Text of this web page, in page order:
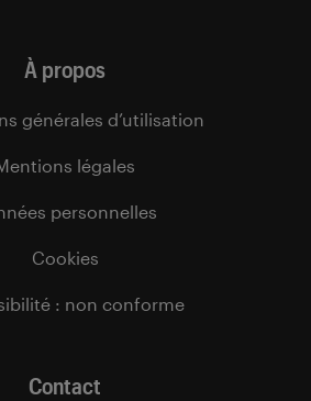
À propos
générales d’utilisation
légales
personnelles
Cookies
: non conforme
Contact